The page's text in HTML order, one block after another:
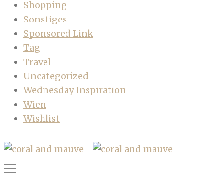
Shopping
Sonstiges
Sponsored Link
Tag
Travel
Uncategorized
Wednesday Inspiration
Wien
Wishlist